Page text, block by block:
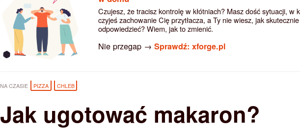
Czujesz, że tracisz kontrolę w kłótniach? Masz dość sytuacji, w
czyjeś zachowanie Cię przytłacza, a Ty nie wiesz, jak skutecznie
odpowiedzieć? Wiem, jak to zmienić.
Nie przegap → Sprawdź: xforge.pl
NA CZASIE PIZZA CHLEB
Jak ugotować makaron?